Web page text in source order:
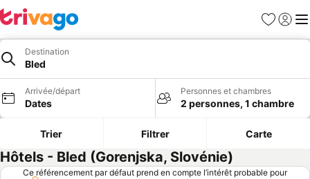
Favoris
Se
Destination
Bled
Arrivée/départ
Dates
Personnes et chambres
2 personnes, 1 chambre
Trier Filtrer Carte
Hôtels - Bled (Gorenjska, Slovénie)
Ce référencement par défaut prend en compte l’intérêt probable pour